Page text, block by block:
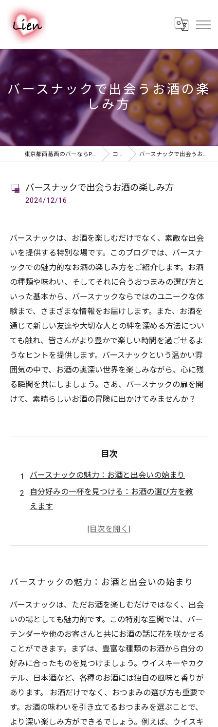
バースナックで出会うお酒の楽
しみ方
東京都西葛西のバーならPUB & BAR Lien コラム バースナックで出会うお酒の楽しみ方
バースナックで出会うお酒の楽しみ方
2024/12/16
バースナックは、お酒を楽しむだけでなく、素敵な出会
いを提供する特別な場です。このブログでは、バースナ
ックでの魅力的なお酒の楽しみ方をご紹介します。お酒
の種類や味わい、そしてそれに合うおつまみの選び方と
いった基本から、バースナックならではのユニークな体
験まで、さまざまな情報をお届けします。また、お酒を
通じて新しい友達や大切な人との絆を深める方法につい
ても触れ、皆さんがより豊かで楽しい時間を過ごせるよ
うなヒントを提供します。バースナックという温かい雰
囲気の中で、お酒の奥深い世界を楽しみながら、心に残
る瞬間を共にしましょう。さあ、バースナックの扉を開
けて、素晴らしいお酒の冒険に出かけてみませんか？
目次
バースナックの魅力：お酒と出会いの始まり
自分好みの一杯を見つける：お酒の選び方を教
えます
おつまみ選びに悩むあなたへ：最適なペアリン
心に残る瞬間を演出する：バースナックでの特
別な体験
お酒を通じて絆を深める：友達との大切な時間
バースナックでの冒険を振り返って：次の訪問
が待ち遠しい！
バースナックの魅力：お酒と出会いの始まり
バースナックは、ただお酒を楽しむだけではなく、出会
いの場としても魅力的です。この特別な空間では、バー
テンダーや他のお客さんと共にお酒の話に花を咲かせる
ことができます。まずは、豊富な種類のお酒から自分の
好みに合ったものを見つけましょう。ウイスキーやカク
テル、日本酒など、各種のお酒には独自の風味と香りが
あります。 お酒だけでなく、おつまみの選び方も重要で
す。お酒の味わいを引き立てるおつまみを選ぶことで、
より深い楽しみ方ができるでしょう。例えば、ウイスキ